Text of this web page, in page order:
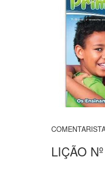
LIÇÃO